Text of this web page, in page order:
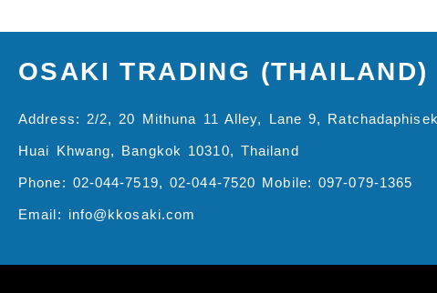
OSAKI TRADING (THAILAND)
Address: 2/2, 20 Mithuna 11 Alley, Lane 9,
Huai Khwang, Bangkok 10310, Thailand
Phone: 02-044-7519, 02-044-7520 Mobile: 097-079-1365
Email: info@kkosaki.com